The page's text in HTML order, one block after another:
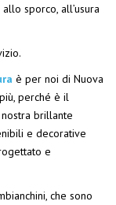
allo sporco, all’usura
è per noi di Nuova
perché è il
brillante
e decorative
e
che sono